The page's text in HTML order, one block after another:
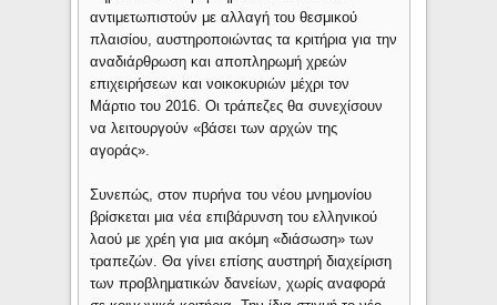
αντιμετωπιστούν με αλλαγή του θεσμικού
πλαισίου, αυστηροποιώντας τα κριτήρια για την
αναδιάρθρωση και αποπληρωμή χρεών
επιχειρήσεων και νοικοκυριών μέχρι τον
Μάρτιο του 2016. Οι τράπεζες θα συνεχίσουν
να λειτουργούν «βάσει των αρχών της
αγοράς».
Συνεπώς, στον πυρήνα του νέου μνημονίου
βρίσκεται μια νέα επιβάρυνση του ελληνικού
λαού με χρέη για μια ακόμη «διάσωση» των
τραπεζών. Θα γίνει επίσης αυστηρή διαχείριση
των προβληματικών δανείων, χωρίς αναφορά